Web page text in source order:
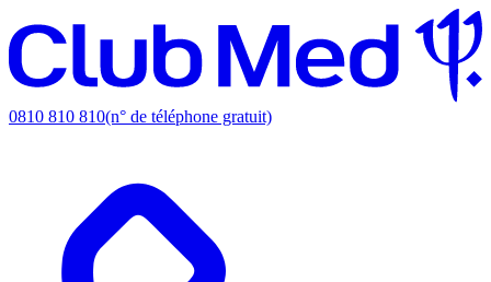
0810 810 810(n° de téléphone gratuit)